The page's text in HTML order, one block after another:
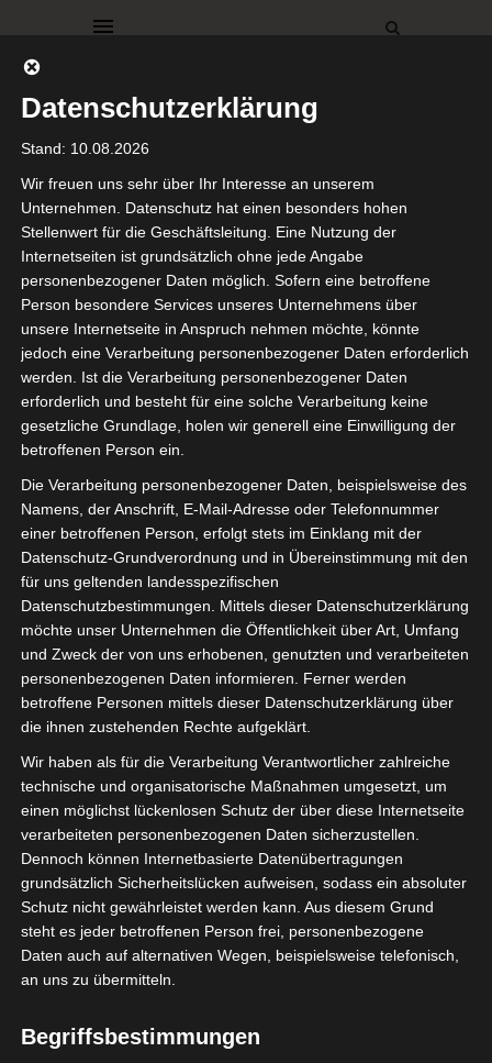
FASHION
Canvasco
Urban
Shower
„Kulturtaschen
aus
recycelten
Segeltüchern“
*Werbung*
16. Mai 2017
Bis zu den Sommerferien ist es nun auch
nicht mehr so lang.
Wir werden ein paar Tage an der Ostsee
verbringen und nach Dänemark fahren.
Sobald es ans Koffer packen geht, erkennt
man an der Kulturtasche am wenigsten
für wie lange wir verreisen.
Zahnbürsten, Zahnpasta, Haarbürste,
Datenschutzerklärung
Stand: 10.08.2026
Wir freuen uns sehr über Ihr Interesse an unserem
Unternehmen. Datenschutz hat einen besonders hohen
Stellenwert für die Geschäftsleitung. Eine Nutzung der
Internetseiten ist grundsätzlich ohne jede Angabe
personenbezogener Daten möglich. Sofern eine betroffene
Person besondere Services unseres Unternehmens über
unsere Internetseite in Anspruch nehmen möchte, könnte
jedoch eine Verarbeitung personenbezogener Daten erforderlich
werden. Ist die Verarbeitung personenbezogener Daten
erforderlich und besteht für eine solche Verarbeitung keine
gesetzliche Grundlage, holen wir generell eine Einwilligung der
betroffenen Person ein.
Die Verarbeitung personenbezogener Daten, beispielsweise des
Namens, der Anschrift, E-Mail-Adresse oder Telefonnummer
einer betroffenen Person, erfolgt stets im Einklang mit der
Datenschutz-Grundverordnung und in Übereinstimmung mit den
für uns geltenden landesspezifischen
Datenschutzbestimmungen. Mittels dieser Datenschutzerklärung
möchte unser Unternehmen die Öffentlichkeit über Art, Umfang
und Zweck der von uns erhobenen, genutzten und verarbeiteten
personenbezogenen Daten informieren. Ferner werden
betroffene Personen mittels dieser Datenschutzerklärung über
die ihnen zustehenden Rechte aufgeklärt.
Wir haben als für die Verarbeitung Verantwortlicher zahlreiche
technische und organisatorische Maßnahmen umgesetzt, um
einen möglichst lückenlosen Schutz der über diese Internetseite
verarbeiteten personenbezogenen Daten sicherzustellen.
Dennoch können Internetbasierte Datenübertragungen
grundsätzlich Sicherheitslücken aufweisen, sodass ein absoluter
Schutz nicht gewährleistet werden kann. Aus diesem Grund
steht es jeder betroffenen Person frei, personenbezogene
Daten auch auf alternativen Wegen, beispielsweise telefonisch,
an uns zu übermitteln.
Begriffsbestimmungen